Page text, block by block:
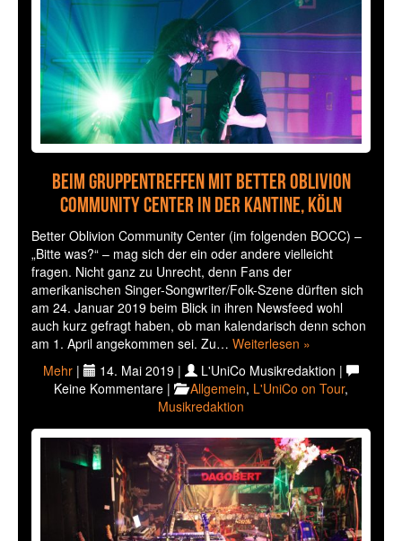
Beim Gruppentreffen mit Better Oblivion
Community Center in der Kantine, Köln
Better Oblivion Community Center (im folgenden BOCC) –
„Bitte was?“ – mag sich der ein oder andere vielleicht
fragen. Nicht ganz zu Unrecht, denn Fans der
amerikanischen Singer-Songwriter/Folk-Szene dürften sich
am 24. Januar 2019 beim Blick in ihren Newsfeed wohl
auch kurz gefragt haben, ob man kalendarisch denn schon
am 1. April angekommen sei. Zu… Weiterlesen »
Mehr | 14. Mai 2019 |
L'UniCo Musikredaktion |
Keine Kommentare |
Allgemein, L'UniCo on Tour,
Musikredaktion